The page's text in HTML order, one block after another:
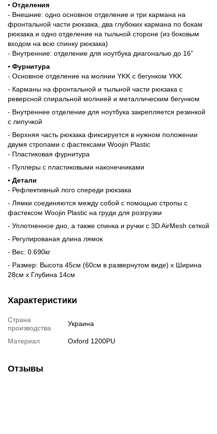
▪️ Отделения
- Внешние: одно основное отделение и три кармана на
фронтальной части рюкзака, два глубоких кармана по бокам
рюкзака и одно отделение на тыльной стороне (из боковым
входом на всю спинку рюкзака)
- Внутренние: отделение для ноутбука диагональю до 16”
▪️ Фурнитура
- Основное отделение на молнии YKK c бегунком YKK
- Карманы на фронтальной и тыльной части рюкзака с
реверсной спиральной молнией и металлическим бегунком
- Внутреннее отделение для ноутбука закрепляется резинкой
с липучкой
- Верхняя часть рюкзака фиксируется в нужном положении
двумя стропами с фастексами Woojin Plastic
- Пластиковая фурнитура
- Пуллеры с пластиковыми наконечниками
▪️ Детали
- Рефлективный лого спереди рюкзака
- Лямки соединяются между собой с помощью стропы с
фастексом Woojin Plastic на груди для розгрузки
- Уплотненное дно, а также спинка и ручки с 3D AirMesh сеткой
- Регулированая длина лямок
- Вес: 0.690кг
- Размер: Высота 45см (60см в развернутом виде) х Ширина
28см х Глубина 14см
Характеристики
Страна
производства
Украина
Материал Oxford 1200PU
Отзывы